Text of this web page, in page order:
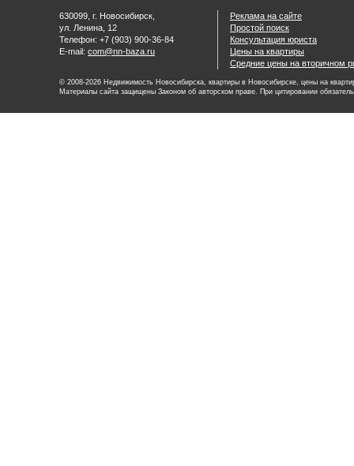
630099, г. Новосибирск,
ул. Ленина, 12
Телефон: +7 (903) 900-36-84
E-mail: com@nn-baza.ru
Реклама на сайте
Простой поиск
Консультация юриста
Цены на квартиры
Средние цены на вторичном
© 2008-2026 Недвижимость Новосибирска, квартиры в Новосибирске, цены на
Материалы сайта защищены Законом об авторском праве. При цитировании